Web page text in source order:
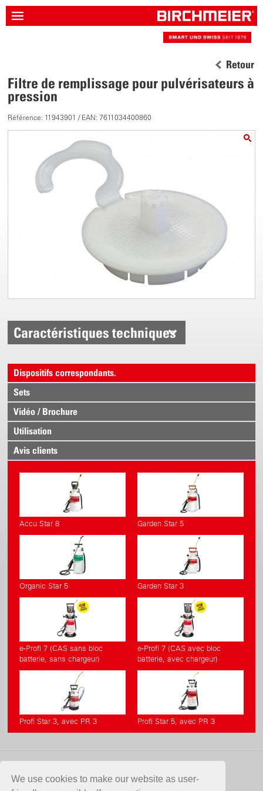
We use cookies to make our website as user-
Retour
Filtre de remplissage pour pulvérisateurs à
pression
Référence: 11943901 / EAN: 7611034400860
Caractéristiques techniques
Dispositifs correspondants.
Sets
Vidéo / Brochure
Utilisation
Avis clients
Accu Star 8 Garden Star 5
Organic Star 5 Garden Star 3
e-Profi 7 (CAS sans bloc
batterie, sans chargeur)
e-Profi 7 (CAS avec bloc
batterie, avec chargeur)
Profi Star 3, avec PR 3 Profi Star 5, avec PR 3
CONTACT